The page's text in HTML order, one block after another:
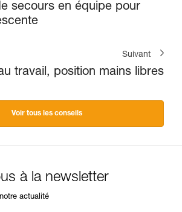
secours en équipe pour
Suivant
travail, position mains libres
Voir tous les conseils
à la newsletter
actualité